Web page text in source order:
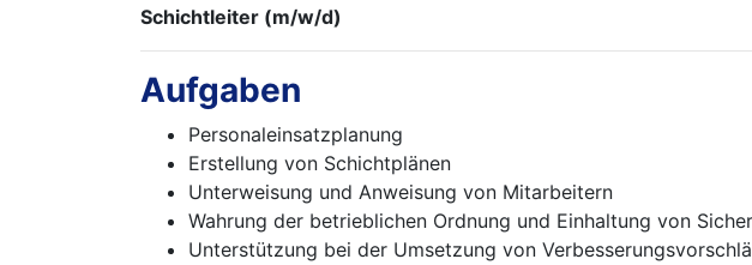
Schichtleiter (m/w/d)
Aufgaben
Personaleinsatzplanung
Erstellung von Schichtplänen
Unterweisung und Anweisung von Mitarbeitern
Wahrung der betrieblichen Ordnung und Einhaltung von
Unterstützung bei der Umsetzung von